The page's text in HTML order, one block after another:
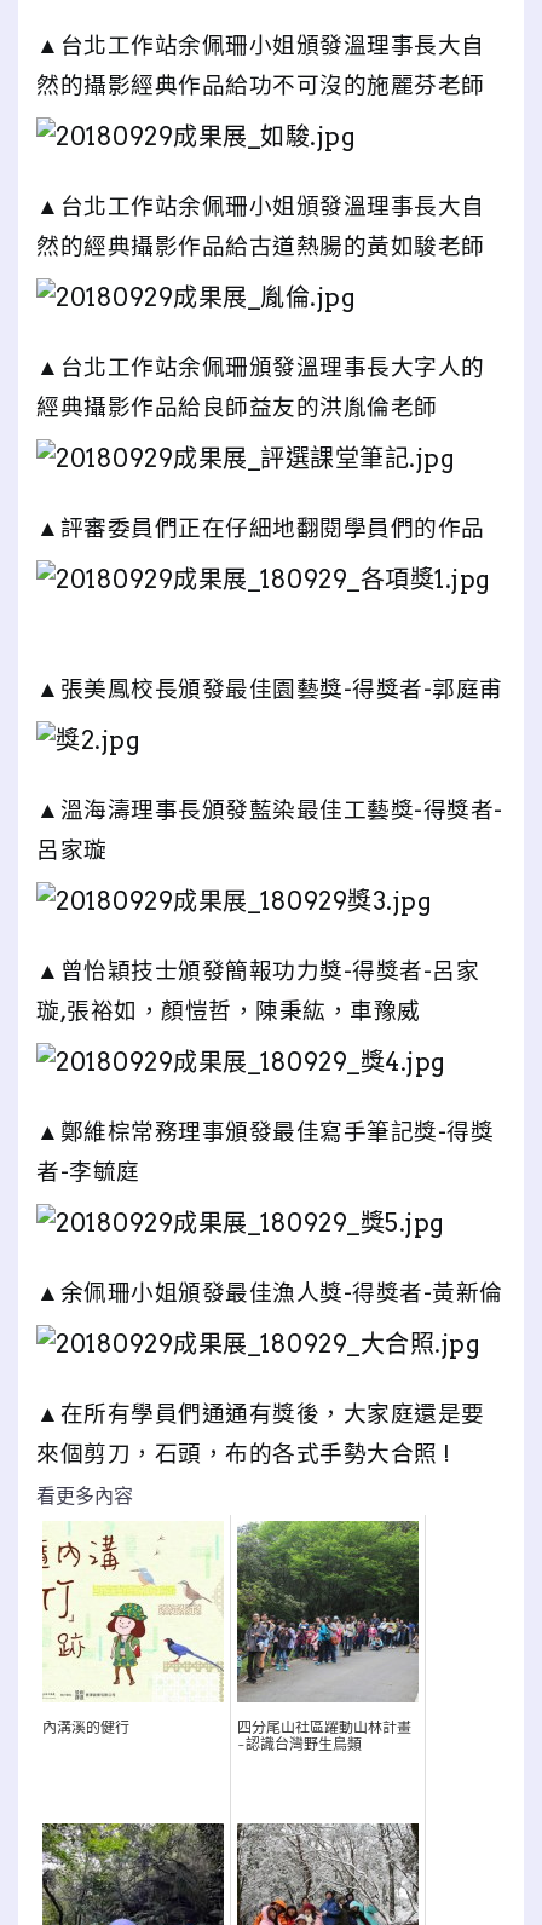
▲台北工作站余佩珊小姐頒發溫理事長大自
然的攝影經典作品給功不可沒的施麗芬老師
▲台北工作站余佩珊小姐頒發溫理事長大自
然的經典攝影作品給古道熱腸的黃如駿老師
▲台北工作站余佩珊頒發溫理事長大字人的
經典攝影作品給良師益友的洪胤倫老師
▲評審委員們正在仔細地翻閱學員們的作品
▲張美鳳校長頒發最佳園藝獎-得獎者-郭庭甫
▲溫海濤理事長頒發藍染最佳工藝獎-得獎者-
呂家璇
▲曾怡穎技士頒發簡報功力獎-得獎者-呂家
璇,張裕如，顏愷哲，陳秉紘，車豫威
▲鄭維棕常務理事頒發最佳寫手筆記獎-得獎
者-李毓庭
▲余佩珊小姐頒發最佳漁人獎-得獎者-黃新倫
▲在所有學員們通通有獎後，大家庭還是要
來個剪刀，石頭，布的各式手勢大合照 !
看更多內容
內溝溪的健行
四分尾山社區躍動山林計畫
~認識台灣野生鳥類